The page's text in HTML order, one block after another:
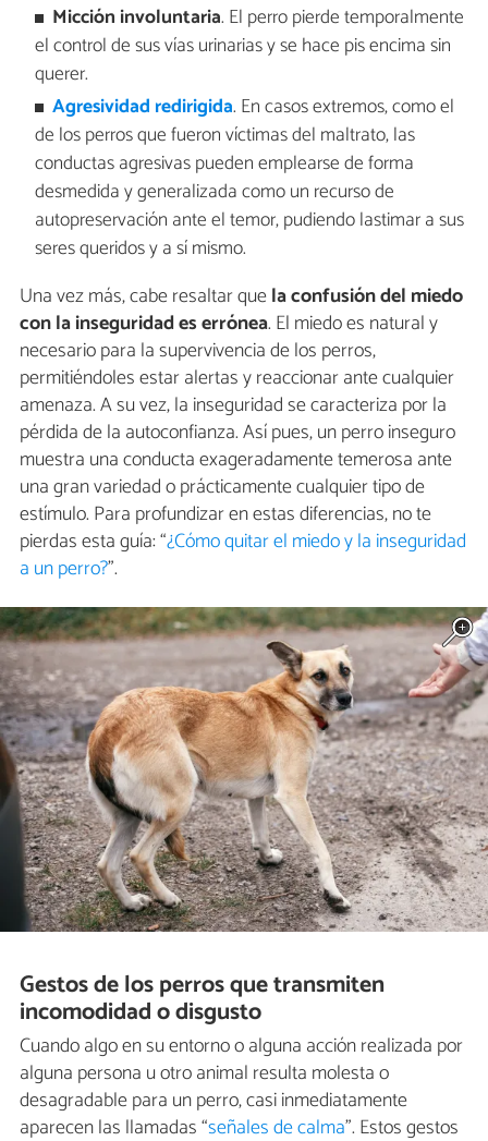
Micción involuntaria. El perro pierde temporalmente
el control de sus vías urinarias y se hace pis encima sin
querer.
Agresividad redirigida. En casos extremos, como el
de los perros que fueron víctimas del maltrato, las
conductas agresivas pueden emplearse de forma
desmedida y generalizada como un recurso de
autopreservación ante el temor, pudiendo lastimar a sus
seres queridos y a sí mismo.
Una vez más, cabe resaltar quela confusión del miedo
con la inseguridad es errónea. El miedo es natural y
necesario para la supervivencia de los perros,
permitiéndoles estar alertas y reaccionar ante cualquier
amenaza. A su vez, la inseguridad se caracteriza por la
pérdida de la autoconfianza. Así pues, un perro inseguro
muestra una conducta exageradamente temerosa ante
una gran variedad o prácticamente cualquier tipo de
estímulo. Para profundizar en estas diferencias, no te
pierdas esta guía: “¿Cómo quitar el miedo y la inseguridad
a un perro?”.
Gestos de los perros que transmiten
incomodidad o disgusto
Cuando algo en su entorno o alguna acción realizada por
alguna persona u otro animal resulta molesta o
desagradable para un perro, casi inmediatamente
aparecen las llamadas “señales de calma”. Estos gestos